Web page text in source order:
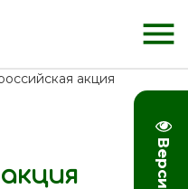
menu
акция
14:11